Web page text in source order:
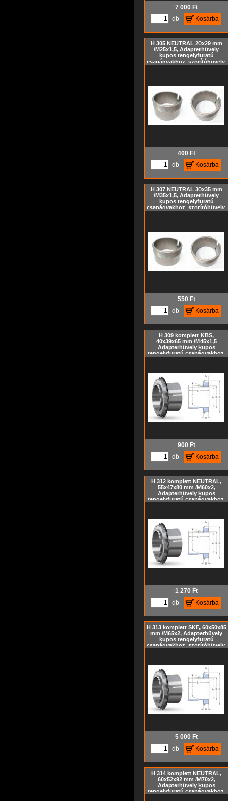
7 000Ft
db
Kosárba
H 305 NEUTRAL 20x29 mm
/M25x1,5, Adapterhüvely
kupos tengelyfuratú
csapágyakhoz, szorítóhüvely,
1:12
400Ft
db
Kosárba
H 307 NEUTRAL 30x35 mm
/M35x1,5, Adapterhüvely
kupos tengelyfuratú
csapágyakhoz, szorítóhüvely,
1:12
550Ft
db
Kosárba
H 309 komplett KBS,
40x39x65 mm /M45x1,5
Adapterhüvely kupos
tengelyfuratú csapágyakhoz,
biztosító alátéttel, metrikus
méret, Kúp= 1:12
900Ft
db
Kosárba
H 312 komplett NEUTRAL,
55x47x80 mm /M60x2,
Adapterhüvely kupos
tengelyfuratú csapágyakhoz,
biztosító alátéttel, metrikus
méret, Kúp= 1:12
1 270Ft
db
Kosárba
H 313 komplett SKF, 60x50x85
mm /M65x2, Adapterhüvely
kupos tengelyfuratú
csapágyakhoz, szorítóhüvely,
alátéttel, metrikus méret,
5 000Ft
db
Kosárba
H 314 komplett NEUTRAL,
60x52x92 mm /M70x2,
Adapterhüvely kupos
tengelyfuratú csapágyakhoz,